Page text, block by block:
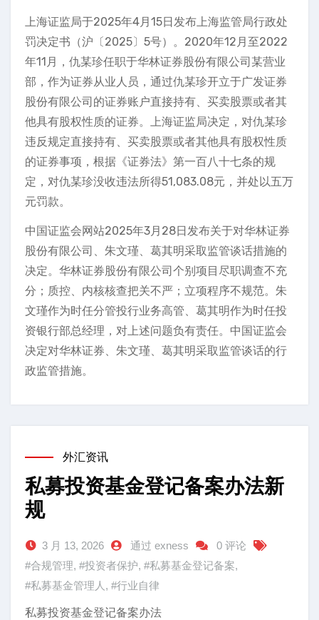
上海证监局于2025年4月15日发布上海监管局行政处
罚决定书（沪〔2025〕5号）。2020年12月至2022
年11月，仇某珍任职于华林证券股份有限公司某营业
部，作为证券从业人员，通过仇某珍开立于广发证券
股份有限公司的证券账户直接持有、买卖股票或者其
他具有股权性质的证券。上海证监局决定，对仇某珍
违反规定直接持有、买卖股票或者其他具有股权性质
的证券事项，根据《证券法》第一百八十七条的规
定，对仇某珍没收违法所得51,083.08元，并处以五万
元罚款。
中国证监会网站2025年3月28日发布关于对华林证券
股份有限公司、朱文瑾、葛其明采取监管谈话措施的
决定。华林证券股份有限公司个别项目尽职调查不充
分；质控、内核核查把关不严；立项程序不规范。朱
文瑾作为时任分管投行业务高管、葛其明作为时任投
资银行部总经理，对上述问题负有责任。中国证监会
决定对华林证券、朱文瑾、葛其明采取监管谈话的行
政监管措施。
外汇资讯
私募投资基金登记备案办法新
规
3 月 13, 2026 通过 exness
0 评论
#合规管理, #投资者保护, #私募基金登记备案,
#私募基金管理人 , #行业自律
私募投资基金登记备案办法